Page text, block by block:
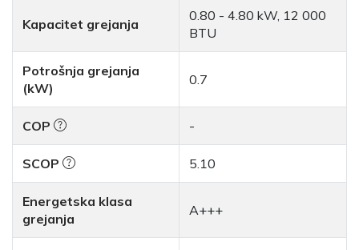
Kapacitet grejanja
0.80 - 4.80 kW, 12 000
BTU
Potrošnja grejanja
(kW)
0.7
COP -
SCOP 5.10
Energetska klasa
grejanja
A+++